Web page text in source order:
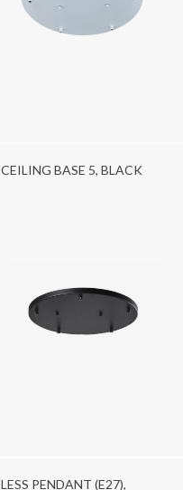
CEILING BASE 5, BLACK
LESS PENDANT (E27),